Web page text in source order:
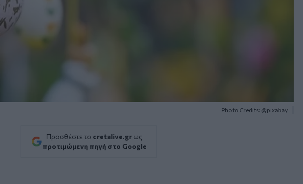
Photo Credits: @pixabay
Προσθέστε το cretalive.gr ως
προτιμώμενη πηγή στο Google